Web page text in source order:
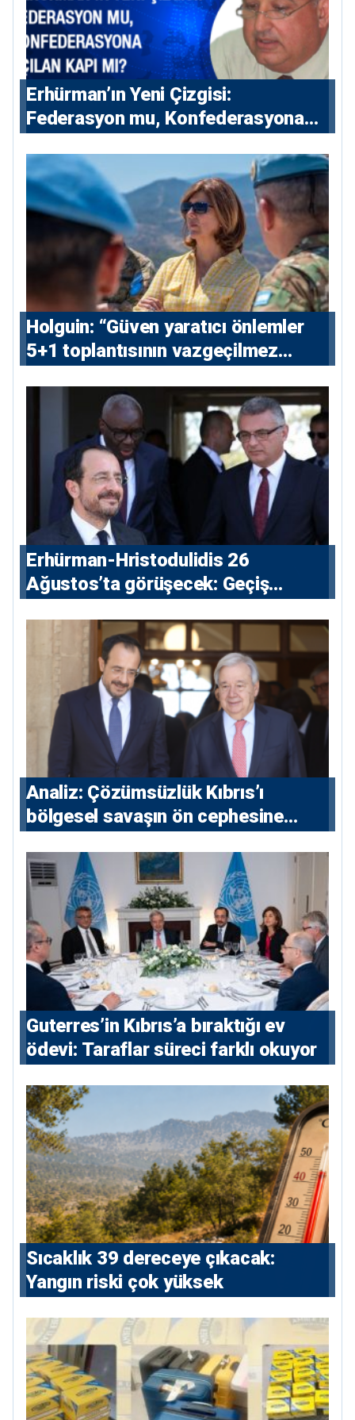
Erhürman’ın Yeni Çizgisi:
Federasyon mu, Konfederasyona
⁠Holguin: “Güven yaratıcı önlemler
5+1 toplantısının vazgeçilmez
Erhürman-Hristodulidis 26
Ağustos’ta görüşecek: Geçiş
Analiz: Çözümsüzlük Kıbrıs’ı
bölgesel savaşın ön cephesine
Guterres’in Kıbrıs’a bıraktığı ev
ödevi: Taraflar süreci farklı okuyor
Sıcaklık 39 dereceye çıkacak:
Yangın riski çok yüksek